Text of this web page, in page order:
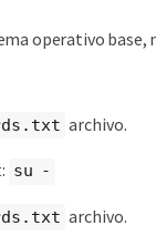
operativo
archivo.
su -
archivo.